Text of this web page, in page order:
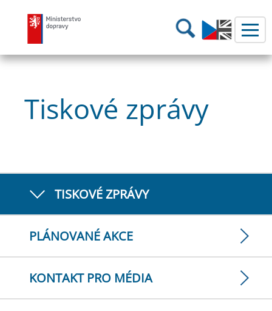
Ministerstvo dopravy Hledání
Tiskové zprávy
TISKOVÉ ZPRÁVY
PLÁNOVANÉ AKCE
KONTAKT PRO MÉDIA